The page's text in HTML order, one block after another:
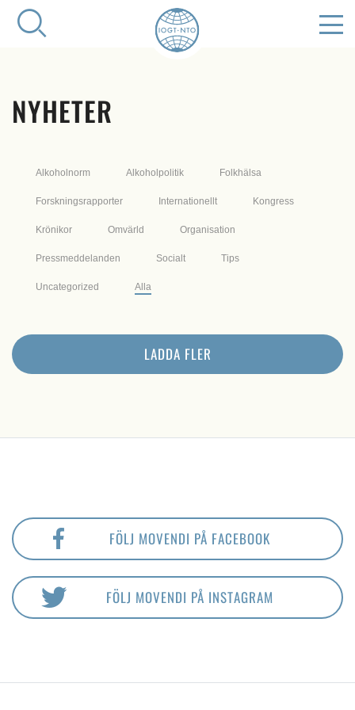
NYHETER
Alkoholnorm Alkoholpolitik Folkhälsa
Forskningsrapporter Internationellt Kongress
Krönikor Omvärld Organisation
Pressmeddelanden Socialt Tips
Uncategorized Alla
LADDA FLER
FÖLJ MOVENDI PÅ FACEBOOK
FÖLJ MOVENDI PÅ INSTAGRAM